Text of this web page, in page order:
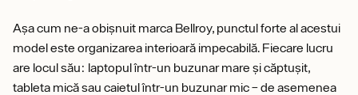
Așa cum ne-a obișnuit marca Bellroy, punctul forte al acestui
model este organizarea interioară impecabilă. Fiecare lucru
are locul său: laptopul într-un buzunar mare și căptușit,
tableta mică sau caietul într-un buzunar mic – de asemenea